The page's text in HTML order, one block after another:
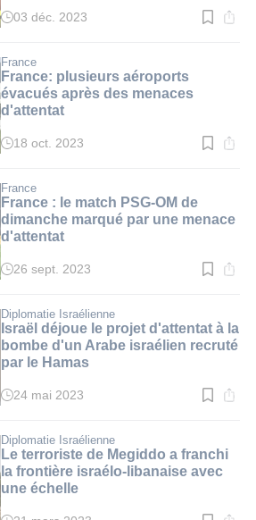
Temps
:
2
min.
03 déc. 2023
France
France: plusieurs aéroports
évacués après des menaces
d'attentat
Temps
:
2
min.
18 oct. 2023
France
France : le match PSG-OM de
dimanche marqué par une menace
d'attentat
Temps
:
2
min.
26 sept. 2023
Diplomatie Israélienne
Israël déjoue le projet d'attentat à la
bombe d'un Arabe israélien recruté
par le Hamas
Temps
:
3
min.
24 mai 2023
Diplomatie Israélienne
Le terroriste de Megiddo a franchi
la frontière israélo-libanaise avec
une échelle